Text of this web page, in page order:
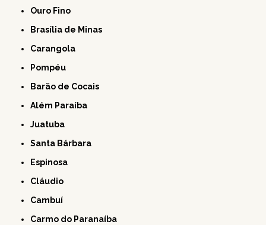
Ouro Fino
Brasília de Minas
Carangola
Pompéu
Barão de Cocais
Além Paraíba
Juatuba
Santa Bárbara
Espinosa
Cláudio
Cambuí
Carmo do Paranaíba